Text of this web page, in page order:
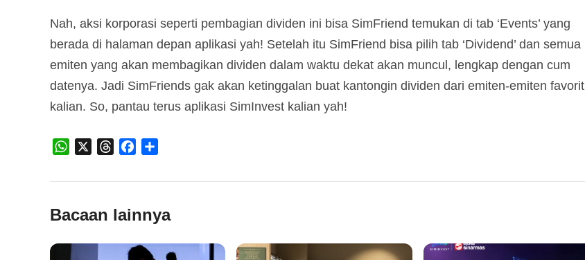
Nah, aksi korporasi seperti pembagian dividen ini bisa SimFriend temukan di tab ‘Events’ yang
berada di halaman depan aplikasi yah! Setelah itu SimFriend bisa pilih tab ‘Dividend’ dan semua
emiten yang akan membagikan dividen dalam waktu dekat akan muncul, lengkap dengan cum
datenya. Jadi SimFriends gak akan ketinggalan buat kantongin dividen dari emiten-emiten favorit
kalian. So, pantau terus aplikasi SimInvest kalian yah!
WhatsApp ThreadsFacebook
Bacaan lainnya